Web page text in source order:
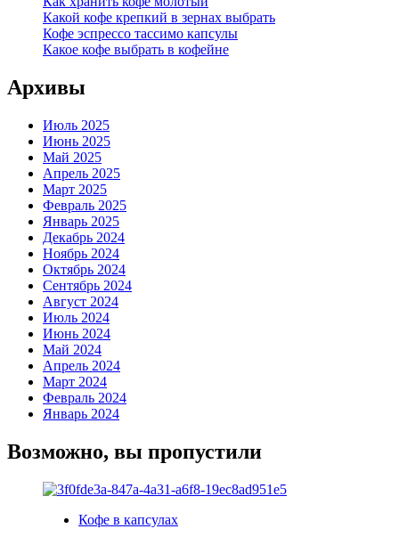
Какой кофе крепкий в зернах выбрать
Кофе эспрессо тассимо капсулы
Какое кофе выбрать в кофейне
Архивы
Июль 2025
Июнь 2025
Май 2025
Апрель 2025
Март 2025
Февраль 2025
Январь 2025
Декабрь 2024
Ноябрь 2024
Октябрь 2024
Сентябрь 2024
Август 2024
Июль 2024
Июнь 2024
Май 2024
Апрель 2024
Март 2024
Февраль 2024
Январь 2024
Возможно, вы пропустили
Кофе в капсулах